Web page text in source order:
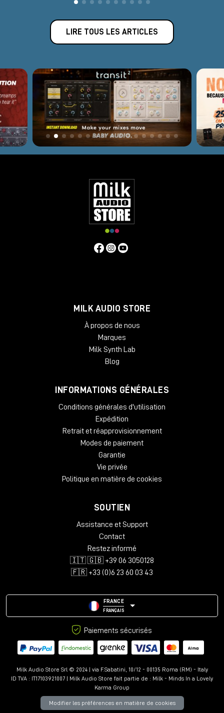
LIRE TOUS LES ARTICLES
MILK AUDIO STORE
À propos de nous
Marques
Milk Synth Lab
Blog
INFORMATIONS GÉNÉRALES
Conditions générales d'utilisation
Expédition
Retrait et réapprovisionnement
Modes de paiement
Garantie
Vie privée
Politique en matière de cookies
SOUTIEN
Assistance et Support
Contact
Restez informé
🇮🇹 🇬🇧 +39 06 3050128
🇫🇷 +33 (0)6 23 60 03 43
FRANCE
FRANÇAIS
Paiements sécurisés
Milk Audio Store Srl © 2024 | via F.Sabatini, 10/12 - 00135 Roma (RM) - Italy
ID TVA : IT17103921007 | Milk Audio Store fait partie de : Milk - Minds In a Lovely
Karma Group
Modifier les préférences en matière de cookies